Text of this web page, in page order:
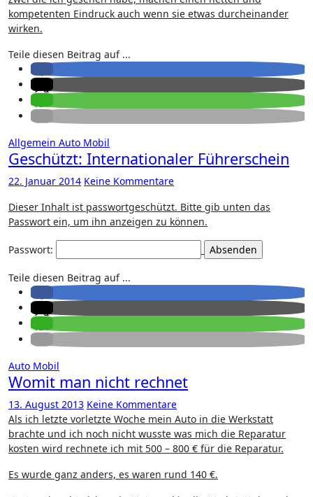
kompetenten Eindruck auch wenn sie etwas durcheinander
wirken.
Teile diesen Beitrag auf ...
Allgemein Auto Mobil
Geschützt: Internationaler Führerschein
22. Januar 2014 Keine Kommentare
Dieser Inhalt ist passwortgeschützt. Bitte gib unten das
Passwort ein, um ihn anzeigen zu können.
Passwort:
Teile diesen Beitrag auf ...
Auto Mobil
Womit man nicht rechnet
13. August 2013 Keine Kommentare
Als ich letzte vorletzte Woche mein Auto in die Werkstatt
brachte und ich noch nicht wusste was mich die Reparatur
kosten wird rechnete ich mit 500 – 800 € für die Reparatur.
Es wurde ganz anders, es waren rund 140 €.